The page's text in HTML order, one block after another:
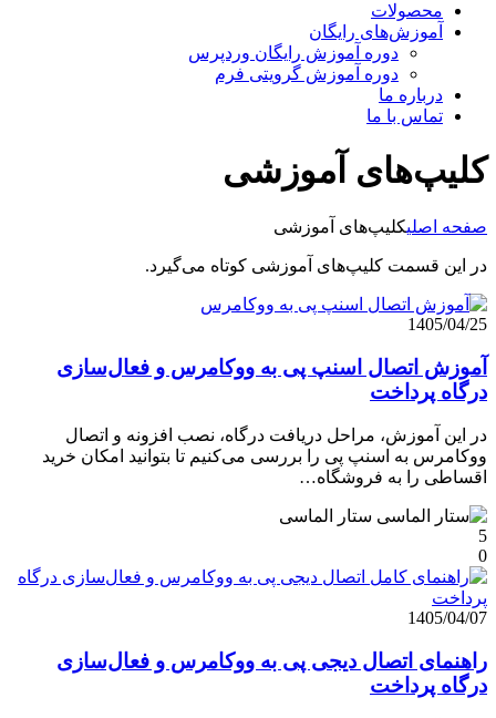
محصولات
آموزش‌های رایگان
دوره آموزش رایگان وردپرس
دوره آموزش گرویتی فرم
درباره ما
تماس با ما
کلیپ‌های آموزشی
صفحه اصلیکلیپ‌های آموزشی
در این قسمت کلیپ‌های آموزشی کوتاه می‌گیرد.
1405/04/25
آموزش اتصال اسنپ پی به ووکامرس و فعال‌سازی
درگاه پرداخت
در این آموزش، مراحل دریافت درگاه، نصب افزونه و اتصال
ووکامرس به اسنپ پی را بررسی می‌کنیم تا بتوانید امکان خرید
اقساطی را به فروشگاه…
ستار الماسی
5
0
1405/04/07
راهنمای اتصال دیجی پی به ووکامرس و فعال‌سازی
درگاه پرداخت